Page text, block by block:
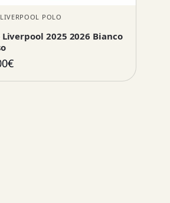
POLO
Liverpool 2025 2026 Bianco
€